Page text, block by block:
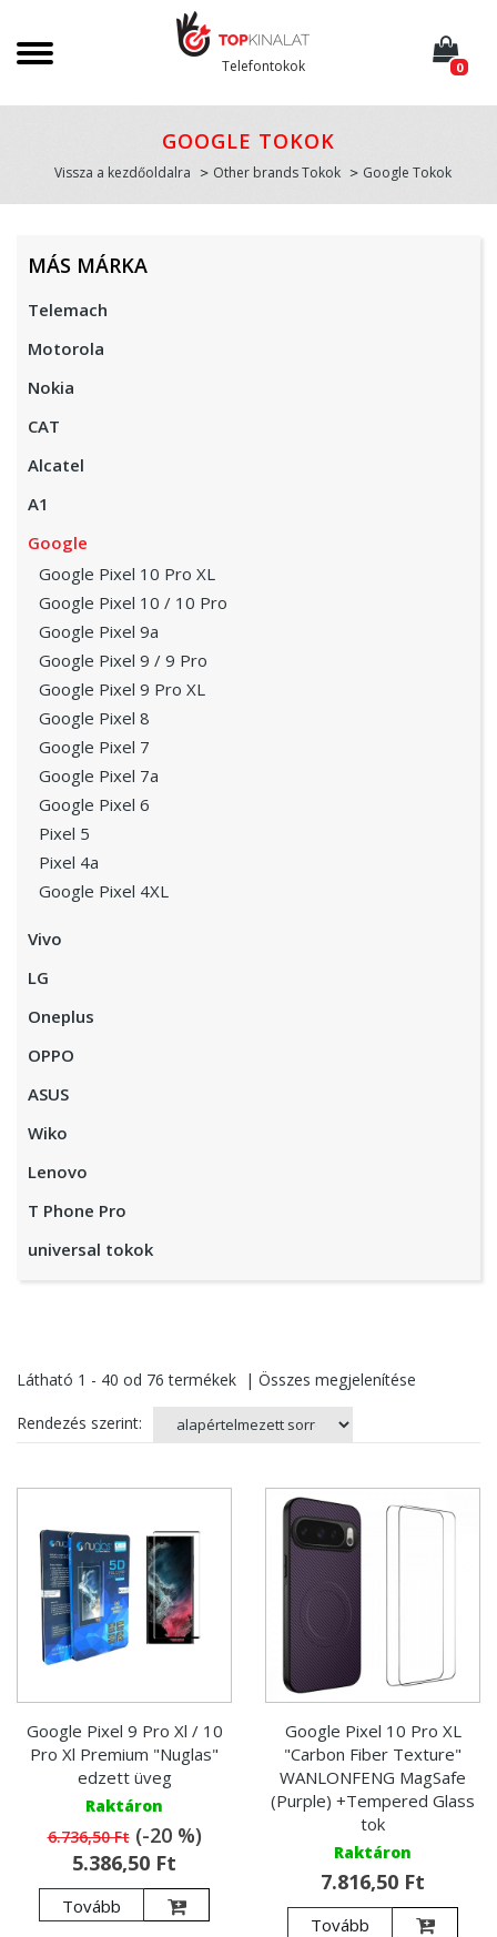
Telefontokok 0
GOOGLE TOKOK
Vissza a kezdőoldalra Other brands Tokok Google Tokok
MÁS MÁRKA
Telemach
Motorola
Nokia
CAT
Alcatel
A1
Google
Google Pixel 10 Pro XL
Google Pixel 10 / 10 Pro
Google Pixel 9a
Google Pixel 9 / 9 Pro
Google Pixel 9 Pro XL
Google Pixel 8
Google Pixel 7
Google Pixel 7a
Google Pixel 6
Pixel 5
Pixel 4a
Google Pixel 4XL
Vivo
LG
Oneplus
OPPO
ASUS
Wiko
Lenovo
T Phone Pro
universal tokok
Látható 1 - 40 od 76 termékek | Összes megjelenítése
Rendezés szerint:
Google Pixel 9 Pro Xl / 10
Pro Xl Premium "Nuglas"
edzett üveg
Raktáron
6.736,50 Ft(-20 %)
5.386,50 Ft
Tovább
Google Pixel 10 Pro XL
"Carbon Fiber Texture"
WANLONFENG MagSafe
(Purple) +Tempered Glass
tok
Raktáron
7.816,50 Ft
Tovább